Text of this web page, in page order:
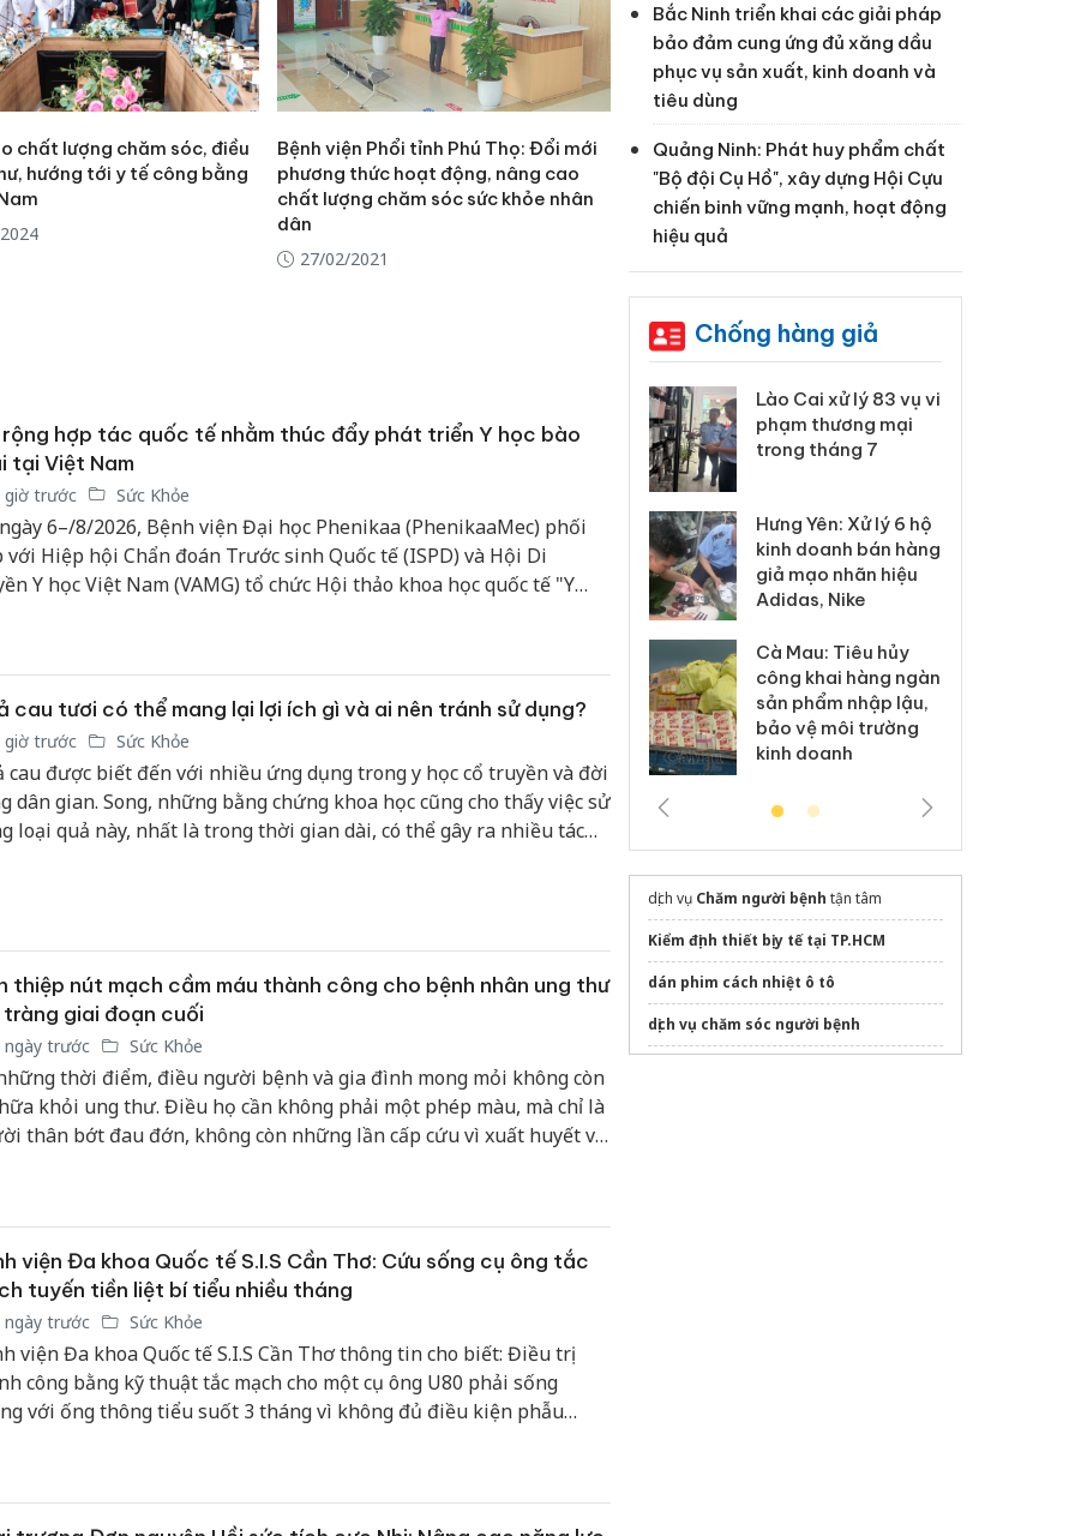
chất lượng chăm sóc, điều
hướng tới y tế công bằng
Bệnh viện Phổi tỉnh Phú Thọ: Đổi mới
phương thức hoạt động, nâng cao
chất lượng chăm sóc sức khỏe nhân
dân
27/02/2021
rộng hợp tác quốc tế nhằm thúc đẩy phát triển Y học bào
tại Việt Nam
giờ trước Sức Khỏe
6–/8/2026, Bệnh viện Đại học Phenikaa (PhenikaaMec) phối
với Hiệp hội Chẩn đoán Trước sinh Quốc tế (ISPD) và Hội Di
Y học Việt Nam (VAMG) tổ chức Hội thảo khoa học quốc tế "Y
cau tươi có thể mang lại lợi ích gì và ai nên tránh sử dụng?
giờ trước Sức Khỏe
cau được biết đến với nhiều ứng dụng trong y học cổ truyền và đời
dân gian. Song, những bằng chứng khoa học cũng cho thấy việc sử
loại quả này, nhất là trong thời gian dài, có thể gây ra nhiều tác
thiệp nút mạch cầm máu thành công cho bệnh nhân ung thư
giai đoạn cuối
ngày trước Sức Khỏe
thời điểm, điều người bệnh và gia đình mong mỏi không còn
khỏi ung thư. Điều họ cần không phải một phép màu, mà chỉ là
thân bớt đau đớn, không còn những lần cấp cứu vì xuất huyết và
viện Đa khoa Quốc tế S.I.S Cần Thơ: Cứu sống cụ ông tắc
tuyến tiền liệt bí tiểu nhiều tháng
ngày trước Sức Khỏe
viện Đa khoa Quốc tế S.I.S Cần Thơ thông tin cho biết: Điều trị
công bằng kỹ thuật tắc mạch cho một cụ ông U80 phải sống
với ống thông tiểu suốt 3 tháng vì không đủ điều kiện phẫu
Bắc Ninh triển khai các giải pháp
bảo đảm cung ứng đủ xăng dầu
phục vụ sản xuất, kinh doanh và
tiêu dùng
Quảng Ninh: Phát huy phẩm chất
"Bộ đội Cụ Hồ", xây dựng Hội Cựu
chiến binh vững mạnh, hoạt động
hiệu quả
Chống hàng giả
tìm bị hại trong vụ
án sản xuất, buôn
Thanh Hóa: Tìm bị
hại trong vụ án buôn
bán bình sữa
Moyuum giả
chủ mưu đường dây
bán hàng giả tại Phú
Lào Cai xử lý 83 vụ vi
phạm thương mại
trong tháng 7
Hưng Yên: Xử lý 6 hộ
kinh doanh bán hàng
giả mạo nhãn hiệu
Adidas, Nike
Cà Mau: Tiêu hủy
công khai hàng ngàn
sản phẩm nhập lậu,
bảo vệ môi trường
kinh doanh
dịch vụ Chăm người bệnh tận tâm
Kiểm định thiết bị y tế tại TP.HCM
dán phim cách nhiệt ô tô
dịch vụ chăm sóc người bệnh